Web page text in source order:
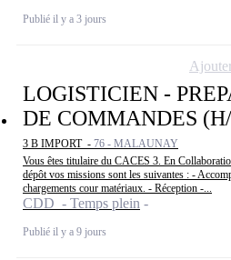
Publié il y a 3 jours
LOGISTICIEN -
DE COMMANDES
3 B IMPORT - 76 - MALAUNAY
Vous êtes titulaire du CACES 3. En
dépôt vos missions sont les suivantes : -
chargements cour matériaux. - Réception -...
CDD - Temps plein
Publié il y a 9 jours